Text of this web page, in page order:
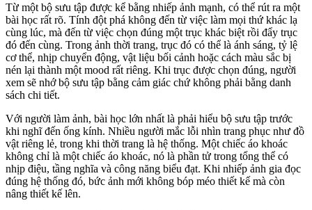
Từ một bộ sưu tập được kể bằng nhiếp ảnh mạnh, có thể rút ra một
bài học rất rõ. Tính đột phá không đến từ việc làm mọi thứ khác lạ
cùng lúc, mà đến từ việc chọn đúng một trục khác biệt rồi đẩy trục
đó đến cùng. Trong ảnh thời trang, trục đó có thể là ánh sáng, tỷ lệ
cơ thể, nhịp chuyển động, vật liệu bối cảnh hoặc cách màu sắc bị
nén lại thành một mood rất riêng. Khi trục được chọn đúng, người
xem sẽ nhớ bộ sưu tập bằng cảm giác chứ không phải bằng danh
sách chi tiết.
Với người làm ảnh, bài học lớn nhất là phải hiểu bộ sưu tập trước
khi nghĩ đến ống kính. Nhiều người mắc lỗi nhìn trang phục như đồ
vật riêng lẻ, trong khi thời trang là hệ thống. Một chiếc áo khoác
không chỉ là một chiếc áo khoác, nó là phần tử trong tổng thể có
nhịp điệu, tầng nghĩa và công năng biểu đạt. Khi nhiếp ảnh gia đọc
đúng hệ thống đó, bức ảnh mới không bóp méo thiết kế mà còn
nâng thiết kế lên.